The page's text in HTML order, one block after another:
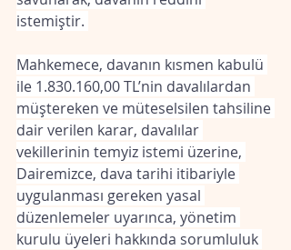
istemiştir.
Mahkemece, davanın kısmen kabulü
ile 1.830.160,00 TL’nin davalılardan
müştereken ve müteselsilen tahsiline
dair verilen karar, davalılar
vekillerinin temyiz istemi üzerine,
Dairemizce, dava tarihi itibariyle
uygulanması gereken yasal
düzenlemeler uyarınca, yönetim
kurulu üyeleri hakkında sorumluluk